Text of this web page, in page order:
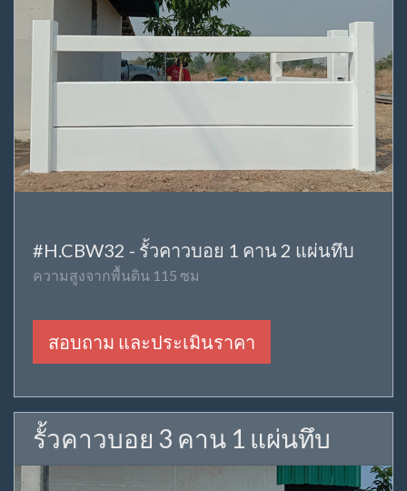
#H.CBW32 - รั้วคาวบอย 1 คาน 2 แผ่นทึบ
ความสูงจากพื้นดิน 115 ซม
สอบถาม และประเมินราคา
รั้วคาวบอย 3 คาน 1 แผ่นทึบ